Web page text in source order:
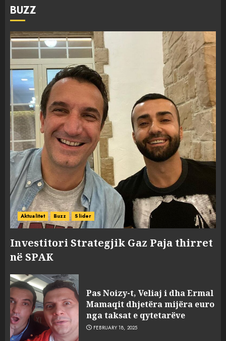
BUZZ
Aktualitet Buzz Slider
Investitori Strategjik Gaz Paja thirret
në SPAK
Pas Noizy-t, Veliaj i dha Ermal
Mamaqit dhjetëra mijëra euro
nga taksat e qytetarëve
FEBRUARY 18, 2025